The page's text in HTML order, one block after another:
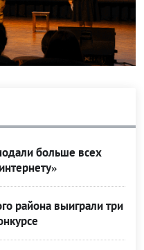
больше всех
района выиграли три